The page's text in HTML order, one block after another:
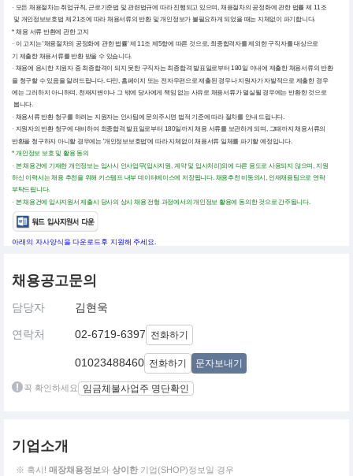
· 모든 채용절차는 취업규칙, 근로기준법 및 관련법규에 따라 진행되고 있으며, 채용절차의 공정화에 관한 법률 제 11조
및 개인정보보호법 제 21조에 따라 채용서류의 반환 및 개인정보가 불필요하게 되었을 때는 지체없이 파기합니다.
* 채용 서류 반환에 관한 고지
· 이 고지는 '채용절차의 공정화에 관한 법률' 제 11조 제5항에 따른 것으로, 최종합격자를 제외한 구직자를 대상으로
기 제출한 채용서류를 반환 받을 수 있습니다.
· 채용에 응시한 지원자 중 최종합격이 되지 못한 구직자는 최종합격 발표일로부터 180일 이내에 제출한 채용서류의 반환
을 청구할 수 있음을 알려드립니다. 다만, 홈페이지 또는 전자우편으로 제출된 경우나 지원자가 자발적으로 제출한 경우
에는 그러하지 아니하며, 천재지변이나 그 밖에 당사에게 책임 없는 사유로 채용서류가 멸실될 경우에는 반환한 것으로
봅니다.
· 채용서류 반환 청구를 하려는 지원자는 인사팀에 문의주시면 법적 기준에 따라 절차를 안내 드립니다.
· 지원자의 반환 청구에 대비하여 최종합격 발표일로부터 180일까지 채용 서류를 보관하게 되며, 그때까지 채용서류의
반환을 청구하지 아니할 경우에는 '개인정보보호법'에 따라 지체없이 채용서류 일체를 파기할 예정입니다.
* 개인정보 보호 및 활용 동의
· 본 채용건에 기재한 개인정보는 입사시 인사업무(입사지원, 계약 및 입사처리)외에 다른 용도로 사용되지 않으며, 지원
하신 이력서는 채용 추천을 위해 키스템프 내부 데이터베이스에 저장됩니다. 채용추천 비동의시, 인재채용팀으로 연락
부탁드립니다.
· 본 채용건에 입사지원서 제출시 당사의 상시 채용 전형 과정에서의 개인정보 활용에 동의한 것으로 간주됩니다.
아래의 자사양식을 다운로드후 지원해 주세요.
채용공고문의
담당자 김현욱
연락처 02-6719-6397 전화하기
01023488460 전화하기 문자보내기
꼭 확인하세요 임금체불사업주 명단확인
기업소개
※ 혹시! 매장채용정보와 상이한 기업(SHOP)정보일 경우